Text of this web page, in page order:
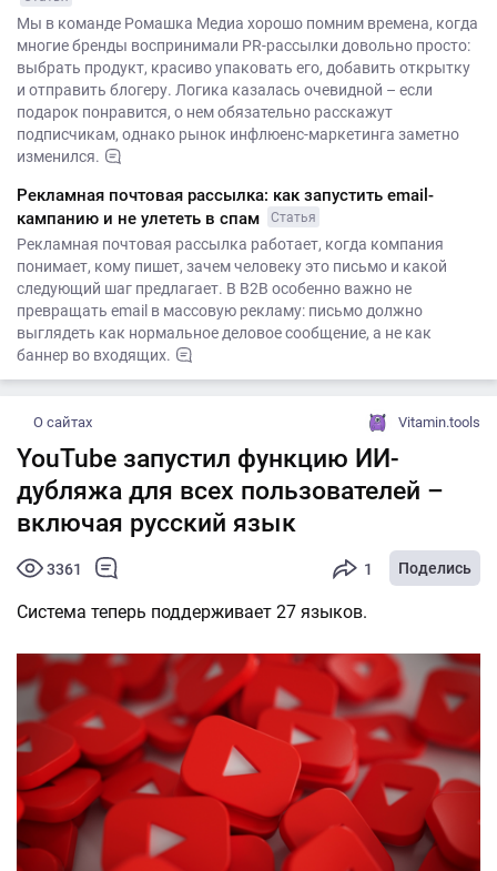
Мы в команде Ромашка Медиа хорошо помним времена, когда
многие бренды воспринимали PR-рассылки довольно просто:
выбрать продукт, красиво упаковать его, добавить открытку
и отправить блогеру. Логика казалась очевидной – если
подарок понравится, о нем обязательно расскажут
подписчикам, однако рынок инфлюенс-маркетинга заметно
изменился.
Рекламная почтовая рассылка: как запустить email-
кампанию и не улететь в спам
Статья
Рекламная почтовая рассылка работает, когда компания
понимает, кому пишет, зачем человеку это письмо и какой
следующий шаг предлагает. В B2B особенно важно не
превращать email в массовую рекламу: письмо должно
выглядеть как нормальное деловое сообщение, а не как
баннер во входящих.
О сайтах Vitamin.tools
YouTube запустил функцию ИИ-
дубляжа для всех пользователей –
включая русский язык
3361 1 Поделись
Система теперь поддерживает 27 языков.